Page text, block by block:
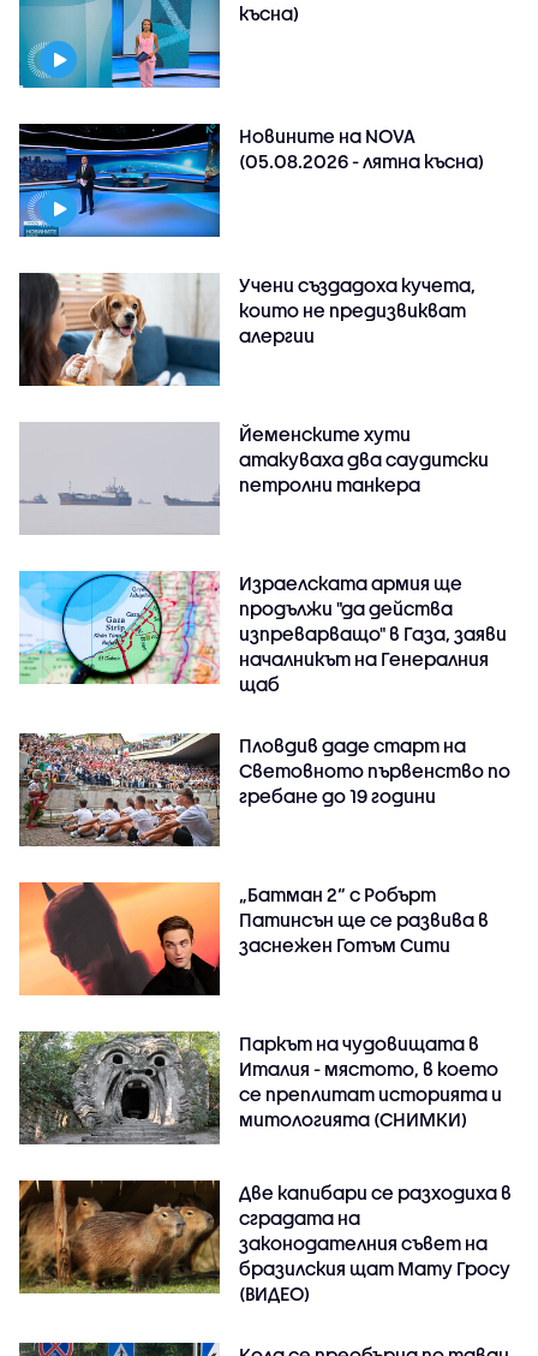
късна)
Новините на NOVA
(05.08.2026 - лятна късна)
Учени създадоха кучета,
които не предизвикват
алергии
Йеменските хути
атакуваха два саудитски
петролни танкера
Израелската армия ще
продължи "да действа
изпреварващо" в Газа, заяви
началникът на Генералния
щаб
Пловдив даде старт на
Световното първенство по
гребане до 19 години
„Батман 2“ с Робърт
Патинсън ще се развива в
заснежен Готъм Сити
Паркът на чудовищата в
Италия - мястото, в което
се преплитат историята и
митологията (СНИМКИ)
Две капибари се разходиха в
сградата на
законодателния съвет на
бразилския щат Мату Гросу
(ВИДЕО)